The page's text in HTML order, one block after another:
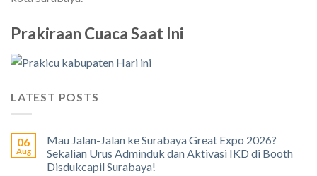
Prakiraan Cuaca Saat Ini
LATEST POSTS
06
Aug
Mau Jalan-Jalan ke Surabaya Great Expo 2026?
Sekalian Urus Adminduk dan Aktivasi IKD di Booth
Disdukcapil Surabaya!